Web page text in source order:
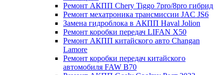
Ремонт АКПП Chery Tiggo 7pro/8pro гибрид
Ремонт мехатроника трансмиссии JAC JS6
Замена гидроблока в АКПП Haval Jolion
Ремонт коробки передач LIFAN X50
Ремонт АКПП китайского авто Changan
Lamore
Ремонт коробки передач китайского
автомобиля FAW B70